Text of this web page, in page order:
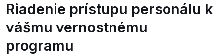
Riadenie prístupu personálu k
vášmu vernostnému
programu